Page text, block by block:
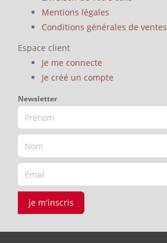
Mentions légales
Conditions générales de ventes
Espace client
Je me connecte
Je créé un compte
Newsletter
je m'inscris